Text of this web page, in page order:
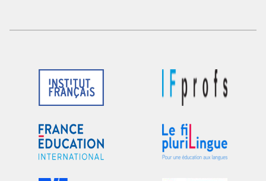
page
Logo
du
partenaire
Logo
Logo
du
Logo
du